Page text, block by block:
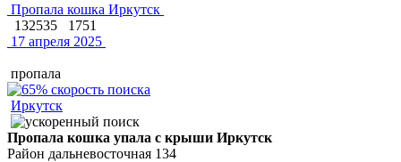
Пропала кошка Иркутск
132535
1751
17 апреля 2025
пропала
Иркутск
Пропала кошка упала с крыши Иркутск
Район дальневосточная 134